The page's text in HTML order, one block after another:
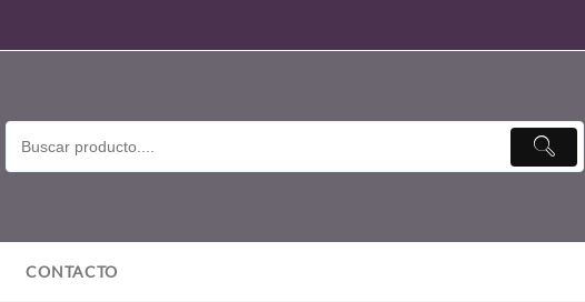
CONTACTO